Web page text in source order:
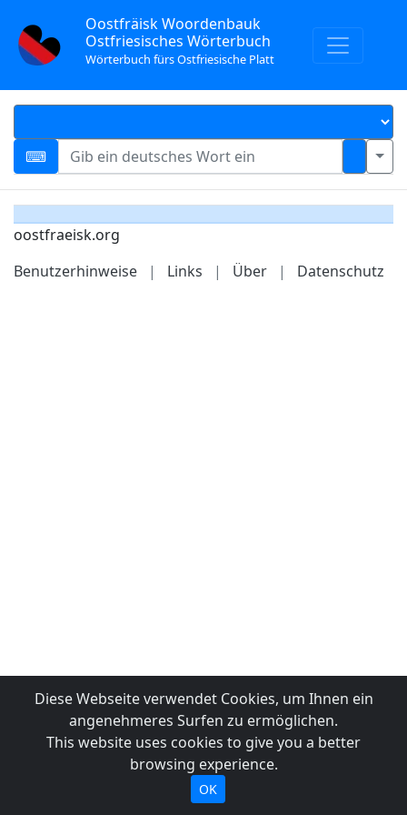
Oostfräisk Woordenbauk
Ostfriesisches Wörterbuch
Wörterbuch fürs Ostfriesische Platt
oostfraeisk.org
Benutzerhinweise
| Links | Über | Datenschutz
Diese Webseite verwendet Cookies, um Ihnen ein
angenehmeres Surfen zu ermöglichen.
This website uses cookies to give you a better
browsing experience.
OK